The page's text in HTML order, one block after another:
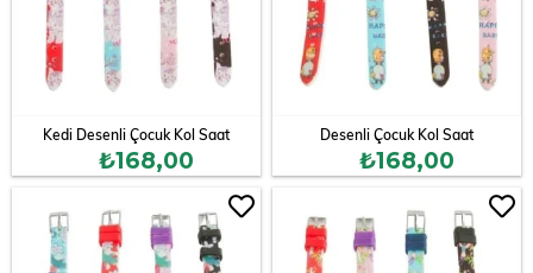
Kedi Desenli Çocuk Kol Saat
₺168,00
Desenli Çocuk Kol Saat
₺168,00